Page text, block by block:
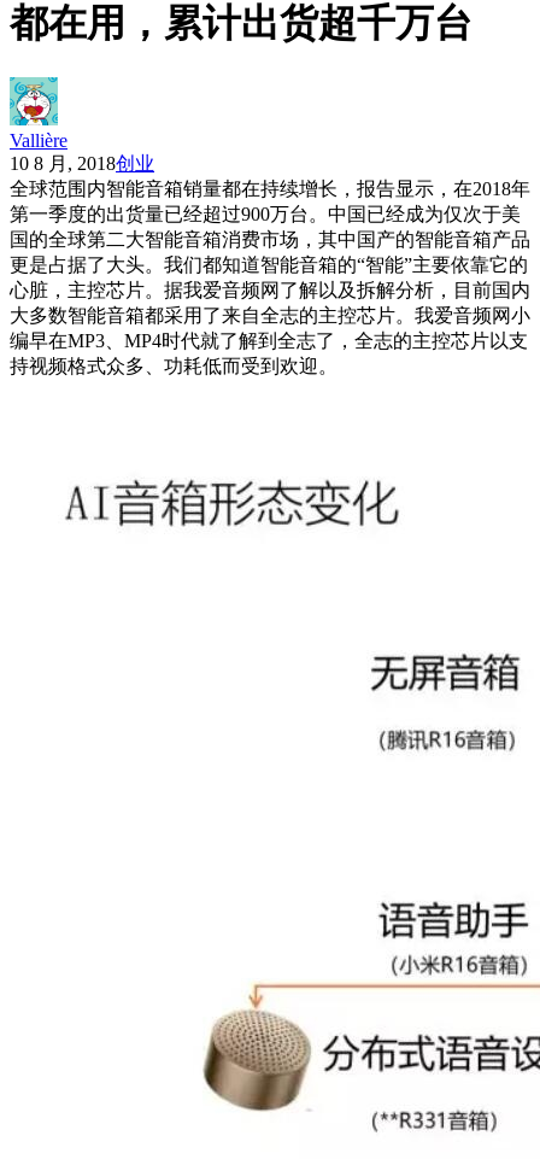
都在用，累计出货超千万台
Vallière
10 8 月, 2018创业
全球范围内智能音箱销量都在持续增长，报告显示，在2018年
第一季度的出货量已经超过900万台。中国已经成为仅次于美
国的全球第二大智能音箱消费市场，其中国产的智能音箱产品
更是占据了大头。我们都知道智能音箱的“智能”主要依靠它的
心脏，主控芯片。据我爱音频网了解以及拆解分析，目前国内
大多数智能音箱都采用了来自全志的主控芯片。我爱音频网小
编早在MP3、MP4时代就了解到全志了，全志的主控芯片以支
持视频格式众多、功耗低而受到欢迎。